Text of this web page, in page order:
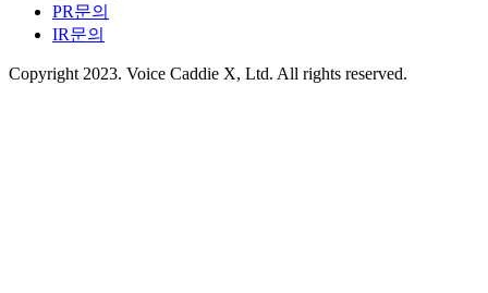
PR문의
IR문의
Copyright 2023. Voice Caddie X, Ltd. All rights reserved.